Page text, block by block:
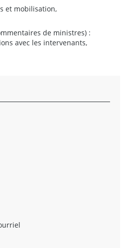
et mobilisation,
de ministres) :
avec les intervenants,